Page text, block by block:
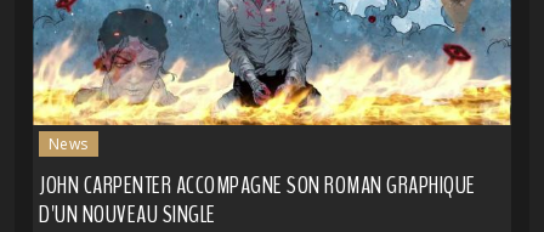
News
JOHN CARPENTER ACCOMPAGNE SON ROMAN GRAPHIQUE
D'UN NOUVEAU SINGLE